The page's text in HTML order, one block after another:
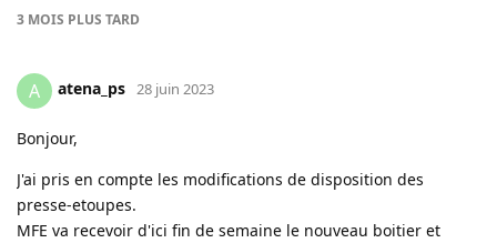
3 MOIS PLUS TARD
A atena_ps 28 juin 2023
Bonjour,
J'ai pris en compte les modifications de disposition des
presse-etoupes.
MFE va recevoir d'ici fin de semaine le nouveau boitier et